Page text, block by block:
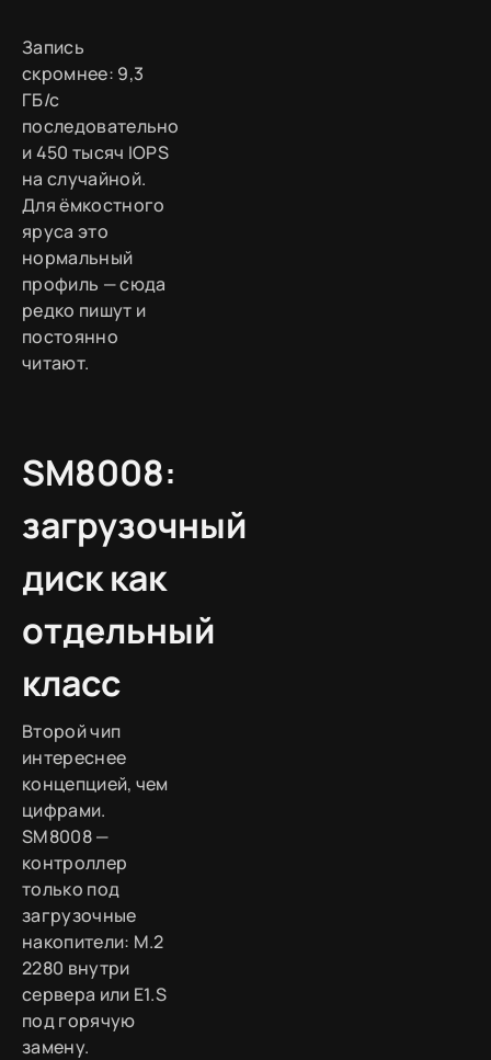
Запись
скромнее: 9,3
ГБ/с
последовательно
и 450 тысяч IOPS
на случайной.
Для ёмкостного
яруса это
нормальный
профиль — сюда
редко пишут и
постоянно
читают.
SM8008:
загрузочный
диск как
отдельный
класс
Второй чип
интереснее
концепцией, чем
цифрами.
SM8008 —
контроллер
только под
загрузочные
накопители: M.2
2280 внутри
сервера или E1.S
под горячую
замену.